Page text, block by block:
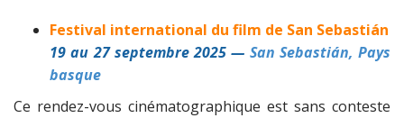
Festival international du film de San Sebastián
19 au 27 septembre 2025 — San Sebastián, Pays
basque
Ce rendez-vous cinématographique est sans conteste